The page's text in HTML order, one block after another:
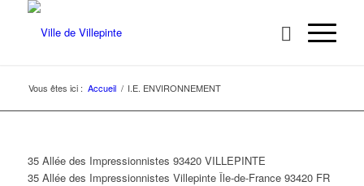
Vous êtes ici : Accueil / I.E. ENVIRONNEMENT
35 Allée des Impressionnistes 93420 VILLEPINTE
35 Allée des Impressionnistes Villepinte Île-de-France 93420 FR